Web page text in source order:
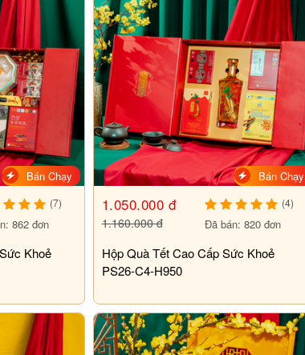
Bán Chạy
(7)
862 đơn
Khoẻ
Bán Chạy
1.050.000 đ
1.160.000 đ
(4)
Đã bán: 820 đơn
Hộp Quà Tết Cao Cấp Sức Khoẻ
PS26-C4-H950